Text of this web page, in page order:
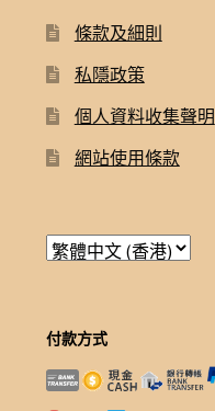
條款及細則
私隱政策
個人資料收集聲明
網站使用條款
付款方式